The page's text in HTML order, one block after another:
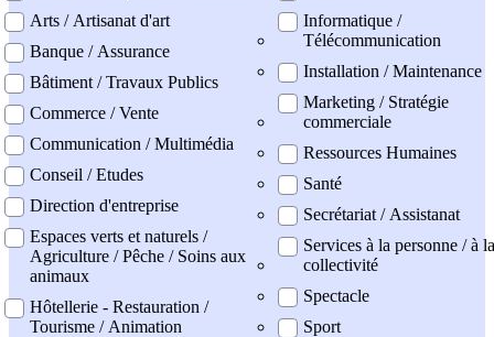
Arts / Artisanat d'art
Banque / Assurance
Bâtiment / Travaux Publics
Commerce / Vente
Communication / Multimédia
Conseil / Etudes
Direction d'entreprise
Espaces verts et naturels /
Agriculture / Pêche / Soins aux
animaux
Hôtellerie - Restauration /
Tourisme / Animation
Informatique /
Télécommunication
Installation / Maintenance
Marketing / Stratégie
commerciale
Ressources Humaines
Santé
Secrétariat / Assistanat
Services à la personne / à la
collectivité
Spectacle
Sport